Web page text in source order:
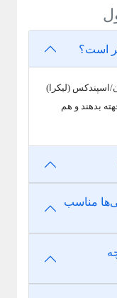
اسپندکس (لیکرا)
بدهند و هم
مناسب